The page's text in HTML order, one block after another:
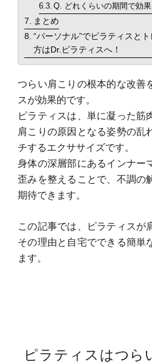
Q. どれくらいの期間で効
まとめ
“パーソナル”でピラティスと
方はDr.ピラティスへ！
つらい肩こりの根本的な改善
スが効果的です。
ピラティスは、単に凝った筋
肩こりの原因となる姿勢の乱
チするエクササイズです。
身体の深層部にあるインナー
歪みを整えることで、不調の
期待できます。
この記事では、ピラティスが
その理由と自宅でできる簡単
ます。
ピラティスはつら